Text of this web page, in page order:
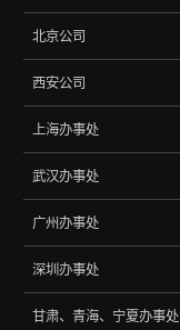
浙江，中国
电话:
北京公司
北京，中国
电话:010-68060048
西安公司
西安，中国
上海办事处
上海，中国
武汉办事处
武汉，中国
广州办事处
广州，中国
深圳办事处
深圳，中国
甘肃、青海、宁夏办事处